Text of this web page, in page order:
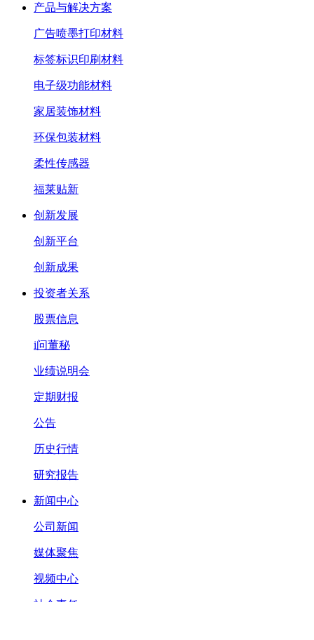
产品与解决方案
广告喷墨打印材料
标签标识印刷材料
电子级功能材料
家居装饰材料
环保包装材料
柔性传感器
福莱贴新
创新发展
创新平台
创新成果
投资者关系
股票信息
i问董秘
业绩说明会
定期财报
公告
历史行情
研究报告
新闻中心
公司新闻
媒体聚焦
视频中心
社会责任